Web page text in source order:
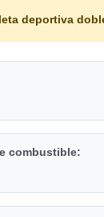
deportiva
combustible: